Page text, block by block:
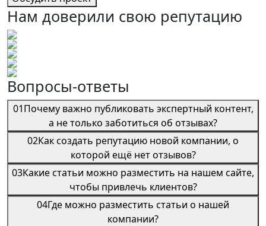
Нам доверили свою репутацию
Вопросы-ответы
01Почему важно публиковать экспертный контент,
а не только заботиться об отзывах?
02Как создать репутацию новой компании, о
которой ещё нет отзывов?
03Какие статьи можно разместить на нашем сайте,
чтобы привлечь клиентов?
04Где можно разместить статьи о нашей
компании?